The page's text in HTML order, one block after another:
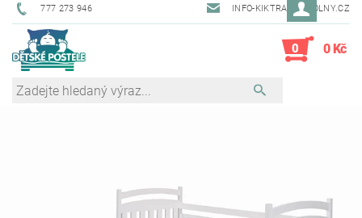
777 273 946 INFO-KIKTRADE@VOLNY.CZ
0 0 Kč